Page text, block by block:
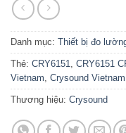
Danh mục: Thiết bị đo
Thẻ: CRY6151, CRY6151
Vietnam, Crysound Vietnam
Thương hiệu: Crysound